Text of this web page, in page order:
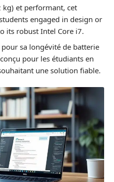
kg) et performant, cet
engaged in design or
its robust Intel Core i7.
pour sa longévité de batterie
pour les étudiants en
une solution fiable.